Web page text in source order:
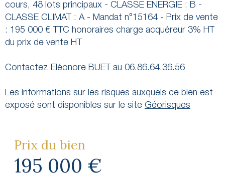
cours, 48 lots principaux - CLASSE ENERGIE : B -
CLASSE CLIMAT : A - Mandat n°15164 - Prix de vente
: 195 000 € TTC honoraires charge acquéreur 3% HT
du prix de vente HT
Contactez Eléonore BUET au 06.86.64.36.56
Les informations sur les risques auxquels ce bien est
exposé sont disponibles sur le site Géorisques
Prix du bien
195 000 €